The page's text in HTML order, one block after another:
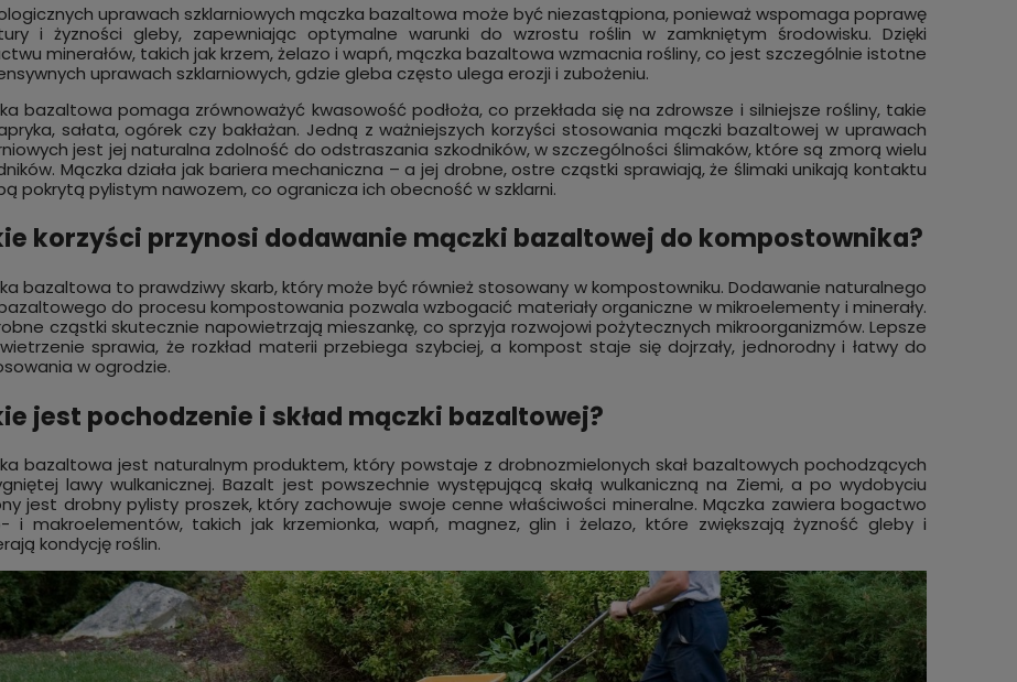
środek na ślimaki.
MĄCZKA BAZALTOWA do
roślin i zabezpieczania
ślimakami 20 kg
zł powiadom
uprawach szklarniowych mączka bazaltowa może być niezastąpiona, ponieważ wspomaga poprawę
i żyzności gleby, zapewniając optymalne warunki do wzrostu roślin w zamkniętym środowisku. Dzięki
minerałów, takich jak krzem, żelazo i wapń, mączka bazaltowa wzmacnia rośliny, co jest szczególnie istotne
uprawach szklarniowych, gdzie gleba często ulega erozji i zubożeniu.
bazaltowa pomaga zrównoważyć kwasowość podłoża, co przekłada się na zdrowsze i silniejsze rośliny, takie
sałata, ogórek czy bakłażan. Jedną z ważniejszych korzyści stosowania mączki bazaltowej w uprawach
jest jej naturalna zdolność do odstraszania szkodników, w szczególności ślimaków, które są zmorą wielu
Mączka działa jak bariera mechaniczna – a jej drobne, ostre cząstki sprawiają, że ślimaki unikają kontaktu
pokrytą pylistym nawozem, co ogranicza ich obecność w szklarni.
korzyści przynosi dodawanie mączki bazaltowej do kompostownika?
bazaltowa to prawdziwy skarb, który może być również stosowany w kompostowniku. Dodawanie naturalnego
do procesu kompostowania pozwala wzbogacić materiały organiczne w mikroelementy i minerały.
cząstki skutecznie napowietrzają mieszankę, co sprzyja rozwojowi pożytecznych mikroorganizmów. Lepsze
sprawia, że rozkład materii przebiega szybciej, a kompost staje się dojrzały, jednorodny i łatwy do
w ogrodzie.
jest pochodzenie i skład mączki bazaltowej?
bazaltowa jest naturalnym produktem, który powstaje z drobnozmielonych skał bazaltowych pochodzących
lawy wulkanicznej. Bazalt jest powszechnie występującą skałą wulkaniczną na Ziemi, a po wydobyciu
jest drobny pylisty proszek, który zachowuje swoje cenne właściwości mineralne. Mączka zawiera bogactwo
i makroelementów, takich jak krzemionka, wapń, magnez, glin i żelazo, które zwiększają żyzność gleby i
kondycję roślin.